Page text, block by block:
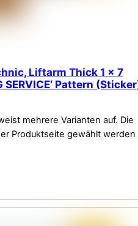
Liftarm Thick 1 x 7
SERVICE‘ Pattern
mehrere Varianten auf. Die
Produktseite gewählt werden